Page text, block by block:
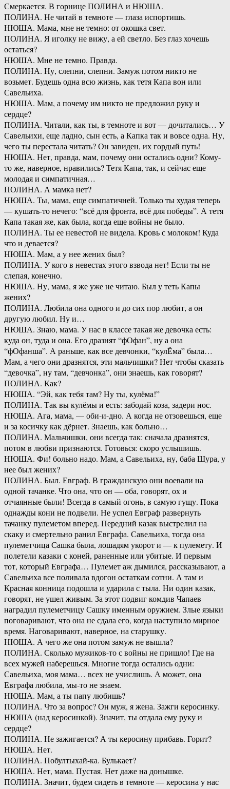
Смеркается. В горнице ПОЛИНА и НЮША.
ПОЛИНА. Не читай в темноте — глаза испортишь.
НЮША. Мама, мне не темно: от окошка свет.
ПОЛИНА. Я иголку не вижу, а ей светло. Без глаз хочешь
остаться?
НЮША. Мне не темно. Правда.
ПОЛИНА. Ну, слепни, слепни. Замуж потом никто не
возьмет. Будешь одна всю жизнь, как тетя Капа вон или
Савельиха.
НЮША. Мам, а почему им никто не предложил руку и
сердце?
ПОЛИНА. Читали, как ты, в темноте и вот — дочитались… У
Савельихи, еще ладно, сын есть, а Капка так и вовсе одна. Ну,
чего ты перестала читать? Он завиден, их гордый путь!
НЮША. Нет, правда, мам, почему они остались одни? Кому-
то же, наверное, нравились? Тетя Капа, так, и сейчас еще
молодая и симпатичная…
ПОЛИНА. А мамка нет?
НЮША. Ты, мама, еще симпатичней. Только ты худая теперь
— кушать-то нечего: “всё для фронта, всё для победы”. А тетя
Капа такая же, как была, когда еще войны не было.
ПОЛИНА. Ты ее невестой не видела. Кровь с молоком! Куда
что и девается?
НЮША. Мам, а у нее жених был?
ПОЛИНА. У кого в невестах этого взвода нет! Если ты не
слепая, конечно.
НЮША. Ну, мама, я же уже не читаю. Был у теть Капы
жених?
ПОЛИНА. Любила она одного и до сих пор любит, а он
другую любил. Ну и…
НЮША. Знаю, мама. У нас в классе такая же девочка есть:
куда он, туда и она. Его дразнят “фОфан”, ну а она
“фОфанша”. А раньше, как все девчонки, “кулЁма” была…
Мам, а чего они дразнятся, эти мальчишки? Нет чтобы сказать
“девочка”, ну там, “девчонка”, они знаешь, как говорят?
ПОЛИНА. Как?
НЮША. “Эй, как тебя там? Ну ты, кулёма!”
ПОЛИНА. Так вы кулёмы и есть: забодай коза, задери нос.
НЮША. Ага, мама, — оби-и-дно. А когда не отзовешься, еще
и за косичку как дёрнет. Знаешь, как больно…
ПОЛИНА. Мальчишки, они всегда так: сначала дразнятся,
потом в любви признаются. Готовься: скоро услышишь.
НЮША. Фи! больно надо. Мам, а Савельиха, ну, баба Шура, у
нее был жених?
ПОЛИНА. Был. Евграф. В гражданскую они воевали на
одной тачанке. Что она, что он — оба, говорят, ох и
отчаянные были! Всегда в самый огонь, в самую гущу. Пока
однажды кони не подвели. Не успел Евграф развернуть
тачанку пулеметом вперед. Передний казак выстрелил на
скаку и смертельно ранил Евграфа. Савельиха, тогда она
пулеметчица Сашка была, лошадям укорот и — к пулемету. И
полетели казаки с коней, раненные или убитые. И первым
тот, который Евграфа… Пулемет аж дымился, рассказывают, а
Савельиха все поливала вдогон остаткам сотни. А там и
Красная конница подошла и ударила с тыла. Ни один казак,
говорят, не ушел живым. За этот подвиг комдив Чапаев
наградил пулеметчицу Сашку именным оружием. Злые языки
поговаривают, что она не сдала его, когда наступило мирное
время. Наговаривают, наверное, на старушку.
НЮША. А чего же она потом замуж не вышла?
ПОЛИНА. Сколько мужиков-то с войны не пришло! Где на
всех мужей наберешься. Многие тогда остались одни:
Савельиха, моя мама… всех не учислишь. А может, она
Евграфа любила, мы-то не знаем.
НЮША. Мам, а ты папу любишь?
ПОЛИНА. Что за вопрос? Он муж, я жена. Зажги керосинку.
НЮША (над керосинкой). Значит, ты отдала ему руку и
сердце?
ПОЛИНА. Не зажигается? А ты керосину прибавь. Горит?
НЮША. Нет.
ПОЛИНА. Побултыхай-ка. Булькает?
НЮША. Нет, мама. Пустая. Нет даже на донышке.
ПОЛИНА. Значит, будем сидеть в темноте — керосина у нас